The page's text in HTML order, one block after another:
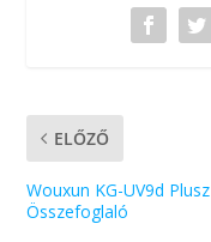
ELŐZŐ
Wouxun KG-UV9d Plusz
Összefoglaló